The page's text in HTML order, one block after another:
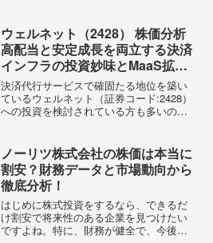
ル」から受けた総額約7兆円という巨額の
買収提案です。この買...
ウェルネット（2428） 株価分析
高配当と安定成長を両立する決済
インフラの投資妙味とMaaS拡大
で中期成長が加速する理由
決済代行サービスで確固たる地位を築い
ているウェルネット（証券コード:2428）
への投資を検討されている方も多いので
況、株価動向、そして今後の成長戦略ま
で、投資判断に必要な...
ノーリツ株式会社の株価は本当に
割安？財務データと市場動向から
徹底分析！
はじめに株式投資をするなら、できるだ
け割安で将来性のある企業を見つけたい
ですよね。特に、財務が健全で、今後の